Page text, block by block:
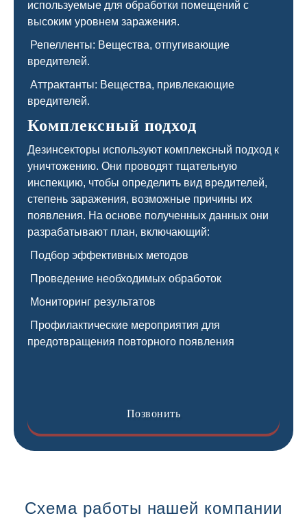
используемые для обработки помещений с
высоким уровнем заражения.
Репелленты: Вещества, отпугивающие
вредителей.
Аттрактанты: Вещества, привлекающие
вредителей.
Комплексный подход
Дезинсекторы используют комплексный подход к
уничтожению. Они проводят тщательную
инспекцию, чтобы определить вид вредителей,
степень заражения, возможные причины их
появления. На основе полученных данных они
разрабатывают план, включающий:
Подбор эффективных методов
Проведение необходимых обработок
Мониторинг результатов
Профилактические мероприятия для
предотвращения повторного появления
Позвонить
Схема работы нашей компании